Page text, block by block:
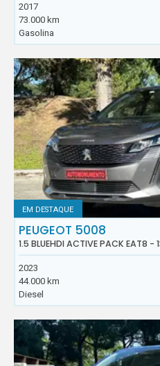
2017
73.000 km
Gasolina
EM DESTAQUE
PEUGEOT 5008
1.5 BLUEHDI ACTIVE PACK EAT8 -
2023
44.000 km
Diesel